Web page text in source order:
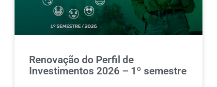
Renovação do Perfil de
Investimentos 2026 – 1º semestre